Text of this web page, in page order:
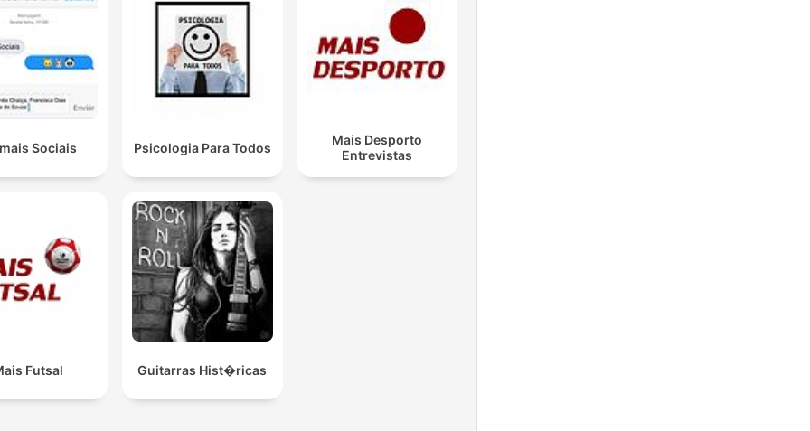
Sociais Psicologia Para Todos
Mais Desporto
Entrevistas
Futsal Guitarras Hist�ricas